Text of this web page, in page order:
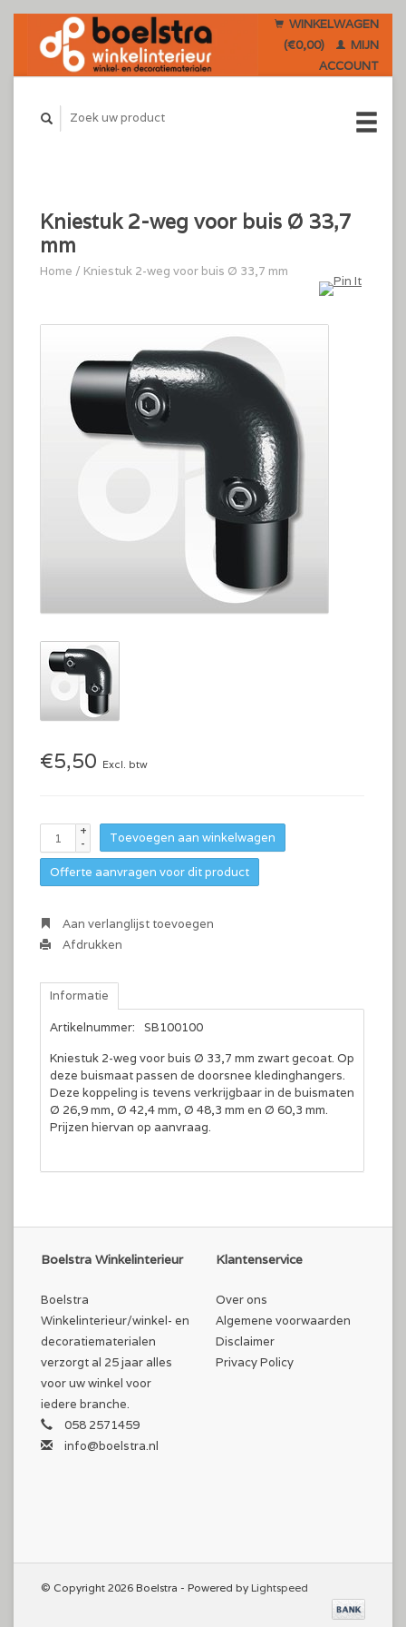
WINKELWAGEN
(€0,00)
MIJN
ACCOUNT
Kniestuk 2-weg voor buis Ø 33,7
mm
Home / Kniestuk 2-weg voor buis Ø 33,7 mm
€5,50 Excl. btw
+
-
Toevoegen aan winkelwagen
Offerte aanvragen voor dit product
Aan verlanglijst toevoegen
Afdrukken
Informatie
Artikelnummer:
SB100100
Kniestuk 2-weg voor buis Ø 33,7 mm zwart gecoat. Op
deze buismaat passen de doorsnee kledinghangers.
Deze koppeling is tevens verkrijgbaar in de buismaten
Ø 26,9 mm, Ø 42,4 mm, Ø 48,3 mm en Ø 60,3 mm.
Prijzen hiervan op aanvraag.
Boelstra Winkelinterieur
Boelstra
Winkelinterieur/winkel- en
decoratiematerialen
verzorgt al 25 jaar alles
voor uw winkel voor
iedere branche.
058 2571459
info@boelstra.nl
Klantenservice
Over ons
Algemene voorwaarden
Disclaimer
Privacy Policy
© Copyright 2026 Boelstra - Powered by Lightspeed